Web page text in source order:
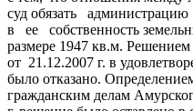
суд обязать
в ее собственность
размере 1947 кв.м. Решением
от 21.12.2007 г. в
было отказано.
гражданским делам